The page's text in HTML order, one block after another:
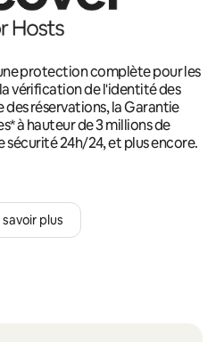
protection complète pour les
vérification de l'identité des
réservations, la Garantie
à hauteur de 3 millions de
sécurité 24h/24, et plus encore.
savoir plus